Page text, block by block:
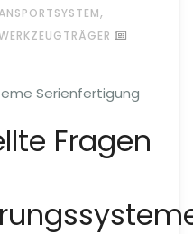
,
Serienfertigung
Fragen